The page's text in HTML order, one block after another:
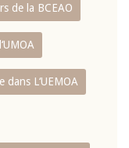
de la BCEAO
L‘UEMOA